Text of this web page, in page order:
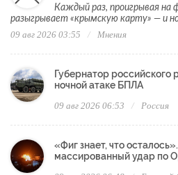
Каждый раз, проигрывая на
разыгрывает «крымскую карту» — и
09 авг 2026 03:55 Мнения
Губернатор российского
ночной атаке БПЛА
09 авг 2026 06:53 Россия
«Фиг знает, что
массированный удар по